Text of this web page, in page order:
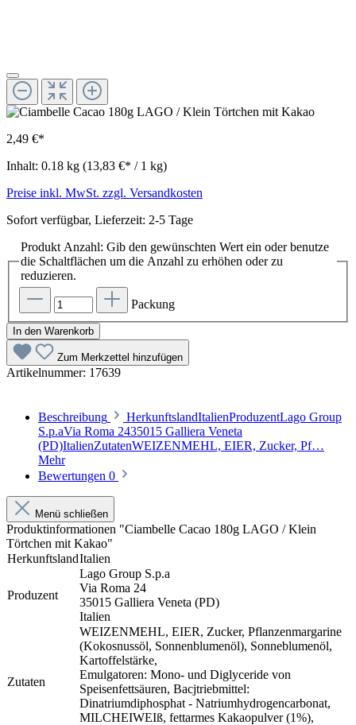
2,49 €*
Inhalt: 0.18 kg (13,83 €* / 1 kg)
Preise inkl. MwSt. zzgl. Versandkosten
Sofort verfügbar, Lieferzeit: 2-5 Tage
Produkt Anzahl: Gib den gewünschten Wert ein oder benutze
die Schaltflächen um die Anzahl zu erhöhen oder zu
reduzieren.
Packung
In den Warenkorb
Zum Merkzettel hinzufügen
Artikelnummer: 17639
Beschreibung
HerkunftslandItalienProduzentLago Group
S.p.aVia Roma 2435015 Galliera Veneta
(PD)ItalienZutatenWEIZENMEHL, EIER, Zucker, Pf…
Mehr
Bewertungen 0
Menü schließen
Produktinformationen "Ciambelle Cacao 180g LAGO / Klein
Törtchen mit Kakao"
HerkunftslandItalien
Produzent
Lago Group S.p.a
Via Roma 24
35015 Galliera Veneta (PD)
Italien
Zutaten
WEIZENMEHL, EIER, Zucker, Pflanzenmargarine
(Kokosnussöl, Sonnenblumenöl), Sonneblumenöl,
Kartoffelstärke,
Emulgatoren: Mono- und Diglyceride von
Speisenfettsäuren, Bacjtriebmittel:
Dinatriumdiphosphat - Natriumhydrogencarbonat,
MILCHEIWEIß, fettarmes Kakaopulver (1%),